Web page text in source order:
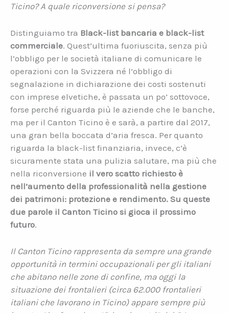
Ticino? A quale riconversione si pensa?
Distinguiamo tra Black-list bancaria e black-list
commerciale. Quest’ultima fuoriuscita, senza più
l’obbligo per le società italiane di comunicare le
operazioni con la Svizzera né l’obbligo di
segnalazione in dichiarazione dei costi sostenuti
con imprese elvetiche, è passata un po’ sottovoce,
forse perché riguarda più le aziende che le banche,
ma per il Canton Ticino è e sarà, a partire dal 2017,
una gran bella boccata d’aria fresca. Per quanto
riguarda la black-list finanziaria, invece, c’è
sicuramente stata una pulizia salutare, ma più che
nella riconversione il vero scatto richiesto è
nell’aumento della professionalità nella gestione
dei patrimoni: protezione e rendimento. Su queste
due parole il Canton Ticino si gioca il prossimo
futuro.
Il Canton Ticino rappresenta da sempre una grande
opportunità in termini occupazionali per gli italiani
che abitano nelle zone di confine, ma oggi la
situazione dei frontalieri (circa 62.000 frontalieri
italiani che lavorano in Ticino) appare sempre più